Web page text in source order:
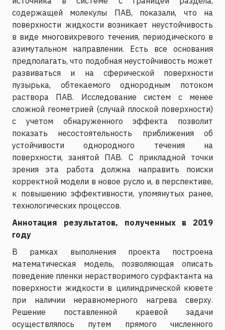
содержащей молекулы ПАВ, показали, что на
поверхности жидкости возникает неустойчивость
в виде многовихревого течения, периодического в
азимутальном направлении. Есть все основания
предполагать, что подобная неустойчивость может
развиваться и на сферической поверхности
пузырька, обтекаемого однородным потоком
раствора ПАВ. Исследование систем с менее
сложной геометрией (случай плоской поверхности)
с учетом обнаруженного эффекта позволит
показать несостоятельность приближения об
устойчивости однородного течения на
поверхности, занятой ПАВ. С прикладной точки
зрения эта работа должна направить поиски
корректной модели в новое русло и, в перспективе,
к повышению эффективности, упомянутых ранее,
технологических процессов.
Аннотация результатов, полученных в 2019
году
В рамках выполнения проекта построена
математическая модель, позволяющая описать
поведение пленки нерастворимого сурфактанта на
поверхности жидкости в цилиндрической кювете
при наличии неравномерного нагрева сверху.
Решение поставленной краевой задачи
осуществлялось путем прямого численного